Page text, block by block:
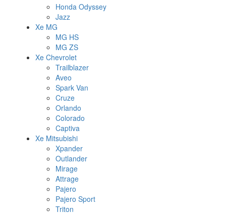
Honda Odyssey
Jazz
Xe MG
MG HS
MG ZS
Xe Chevrolet
Trailblazer
Aveo
Spark Van
Cruze
Orlando
Colorado
Captiva
Xe Mitsubishi
Xpander
Outlander
Mirage
Attrage
Pajero
Pajero Sport
Triton